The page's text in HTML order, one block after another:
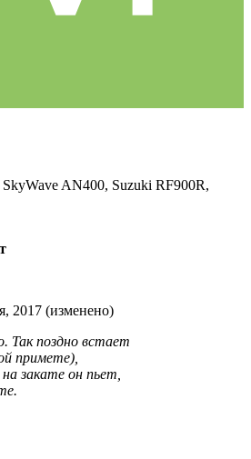
AN400, Suzuki RF900R,
2017 (изменено)
Так поздно встает
примете),
закате он пьет,